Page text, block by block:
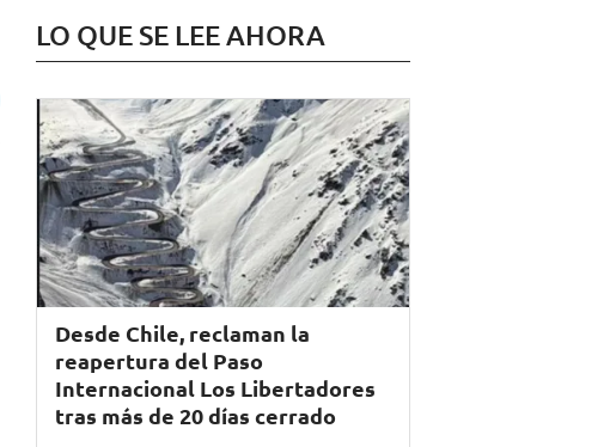
LO QUE SE LEE AHORA
Desde Chile, reclaman la
reapertura del Paso
Internacional Los Libertadores
tras más de 20 días cerrado